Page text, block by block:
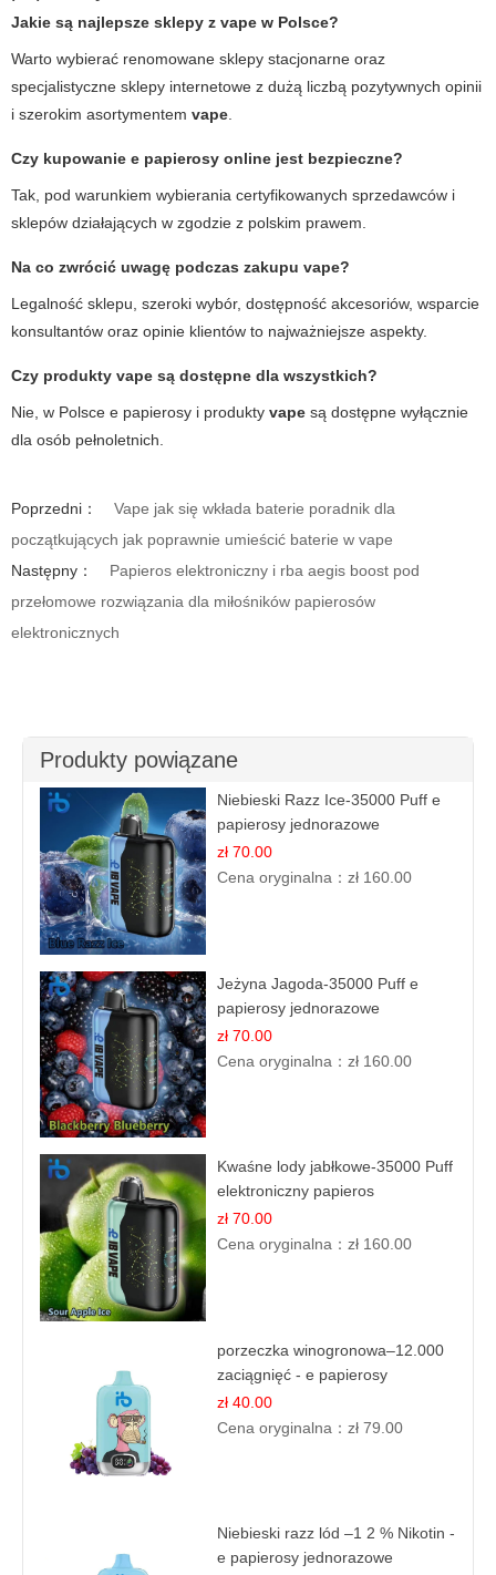
Jakie są najlepsze sklepy z vape w Polsce?
Warto wybierać renomowane sklepy stacjonarne oraz
specjalistyczne sklepy internetowe z dużą liczbą pozytywnych opinii
i szerokim asortymentem vape.
Czy kupowanie e papierosy online jest bezpieczne?
Tak, pod warunkiem wybierania certyfikowanych sprzedawców i
sklepów działających w zgodzie z polskim prawem.
Na co zwrócić uwagę podczas zakupu vape?
Legalność sklepu, szeroki wybór, dostępność akcesoriów, wsparcie
konsultantów oraz opinie klientów to najważniejsze aspekty.
Czy produkty vape są dostępne dla wszystkich?
Nie, w Polsce e papierosy i produkty vape są dostępne wyłącznie
dla osób pełnoletnich.
Poprzedni：
Vape jak się wkłada baterie poradnik dla
początkujących jak poprawnie umieścić baterie w vape
Następny：
Papieros elektroniczny i rba aegis boost pod
przełomowe rozwiązania dla miłośników papierosów
elektronicznych
Produkty powiązane
Niebieski Razz Ice-35000 Puff e
papierosy jednorazowe
zł 70.00
Cena oryginalna：zł 160.00
Jeżyna Jagoda-35000 Puff e
papierosy jednorazowe
zł 70.00
Cena oryginalna：zł 160.00
Kwaśne lody jabłkowe-35000 Puff
elektroniczny papieros
zł 70.00
Cena oryginalna：zł 160.00
porzeczka winogronowa–12.000
zaciągnięć - e papierosy
zł 40.00
Cena oryginalna：zł 79.00
Niebieski razz lód –1 2 % Nikotin -
e papierosy jednorazowe